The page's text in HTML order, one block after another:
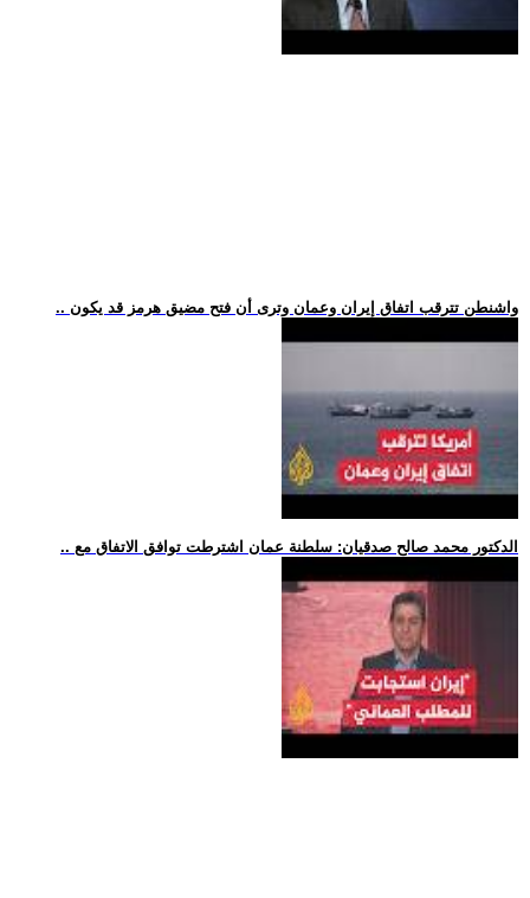
.. واشنطن تترقب اتفاق إيران وعمان وترى أن فتح مضيق هرمز قد يكون
.. الدكتور محمد صالح صدقيان: سلطنة عمان اشترطت توافق الاتفاق مع